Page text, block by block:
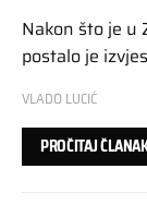
Nakon što je u
postalo je
VLADO LUCIĆ
PROČITAJ